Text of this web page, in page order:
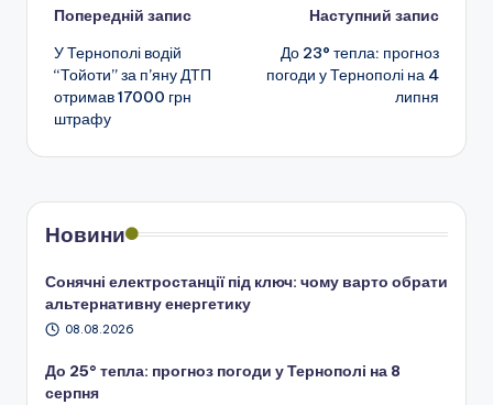
Навігація
по
запису
Попередній запис
У Тернополі водій
“Тойоти” за п’яну ДТП
отримав 17000 грн
штрафу
Наступний запис
До 23° тепла: прогноз
погоди у Тернополі на 4
липня
Новини
Сонячні електростанції під ключ: чому варто обрати
альтернативну енергетику
08.08.2026
До 25° тепла: прогноз погоди у Тернополі на 8
серпня